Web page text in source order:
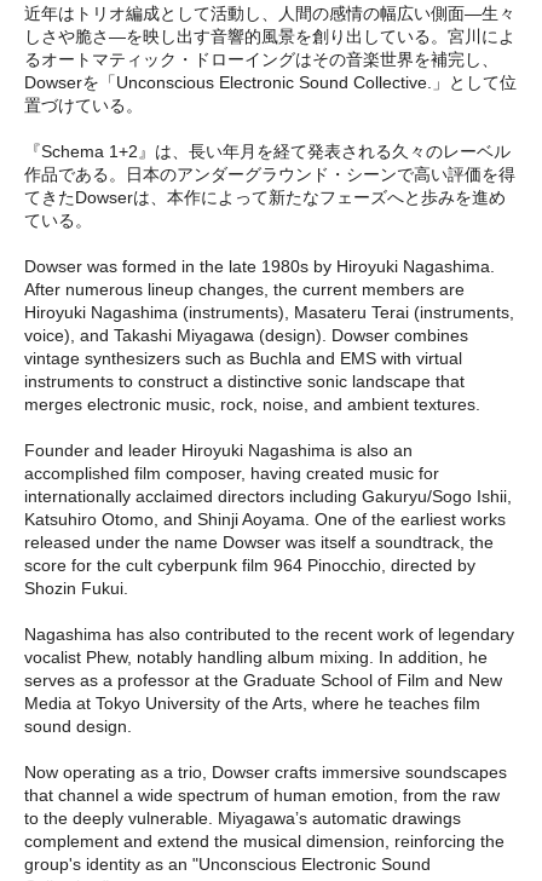
近年はトリオ編成として活動し、人間の感情の幅広い側面—生々
しさや脆さ—を映し出す音響的風景を創り出している。宮川によ
るオートマティック・ドローイングはその音楽世界を補完し、
Dowserを「Unconscious Electronic Sound Collective.」として位
置づけている。
『Schema 1+2』は、長い年月を経て発表される久々のレーベル
作品である。日本のアンダーグラウンド・シーンで高い評価を得
てきたDowserは、本作によって新たなフェーズへと歩みを進め
ている。
Dowser was formed in the late 1980s by Hiroyuki Nagashima.
After numerous lineup changes, the current members are
Hiroyuki Nagashima (instruments), Masateru Terai (instruments,
voice), and Takashi Miyagawa (design). Dowser combines
vintage synthesizers such as Buchla and EMS with virtual
instruments to construct a distinctive sonic landscape that
merges electronic music, rock, noise, and ambient textures.
Founder and leader Hiroyuki Nagashima is also an
accomplished film composer, having created music for
internationally acclaimed directors including Gakuryu/Sogo Ishii,
Katsuhiro Otomo, and Shinji Aoyama. One of the earliest works
released under the name Dowser was itself a soundtrack, the
score for the cult cyberpunk film 964 Pinocchio, directed by
Shozin Fukui.
Nagashima has also contributed to the recent work of legendary
vocalist Phew, notably handling album mixing. In addition, he
serves as a professor at the Graduate School of Film and New
Media at Tokyo University of the Arts, where he teaches film
sound design.
Now operating as a trio, Dowser crafts immersive soundscapes
that channel a wide spectrum of human emotion, from the raw
to the deeply vulnerable. Miyagawaʼs automatic drawings
complement and extend the musical dimension, reinforcing the
group's identity as an "Unconscious Electronic Sound